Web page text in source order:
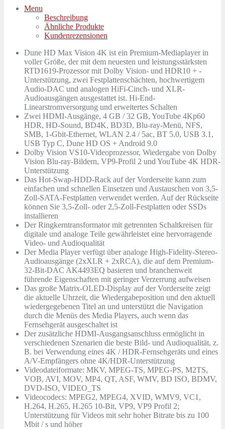
Menu
Beschreibung
Ähnliche Produkte
Kundenrezensionen
Dune HD Max Vision 4K ist ein Premium-Mediaplayer in
voller Größe, der mit dem neuesten und leistungsstärksten
RTD1619-Prozessor mit Dolby Vision- und HDR10 + -
Unterstützung, zwei Festplattenschächten, hochwertigem
Audio-DAC und analogen HiFi-Cinch- und XLR-
Audioausgängen ausgestattet ist. Hi-End-
Linearstromversorgung und erweitertes Schalten
Zwei HDMI-Ausgänge, 4 GB / 32 GB, YouTube 4Kp60
HDR, HD-Sound, BD4K, BD3D, Blu-ray-Menü, NFS,
SMB, 1-Gbit-Ethernet, WLAN 2.4 / 5ac, BT 5.0, USB 3.1,
USB Typ C, Dune HD OS + Android 9.0
Dolby Vision VS10-Videoprozessor, Wiedergabe von Dolby
Vision Blu-ray-Bildern, VP9-Profil 2 und YouTube 4K HDR-
Unterstützung
Das Hot-Swap-HDD-Rack auf der Vorderseite kann zum
einfachen und schnellen Einsetzen und Austauschen von 3,5-
Zoll-SATA-Festplatten verwendet werden. Auf der Rückseite
können Sie 3,5-Zoll- oder 2,5-Zoll-Festplatten oder SSDs
installieren
Der Ringkerntransformator mit getrennten Schaltkreisen für
digitale und analoge Teile gewährleistet eine hervorragende
Video- und Audioqualität
Der Media Player verfügt über analoge High-Fidelity-Stereo-
Audioausgänge (2xXLR + 2xRCA), die auf dem Premium-
32-Bit-DAC AK4493EQ basieren und branchenweit
führende Eigenschaften mit geringer Verzerrung aufweisen
Das große Matrix-OLED-Display auf der Vorderseite zeigt
die aktuelle Uhrzeit, die Wiedergabeposition und den aktuell
wiedergegebenen Titel an und unterstützt die Navigation
durch die Menüs des Media Players, auch wenn das
Fernsehgerät ausgeschaltet ist
Der zusätzliche HDMI-Ausgangsanschluss ermöglicht in
verschiedenen Szenarien die beste Bild- und Audioqualität, z.
B. bei Verwendung eines 4K / HDR-Fernsehgeräts und eines
A/V-Empfängers ohne 4K/HDR-Unterstützung
Videodateiformate: MKV, MPEG-TS, MPEG-PS, M2TS,
VOB, AVI, MOV, MP4, QT, ASF, WMV, BD ISO, BDMV,
DVD-ISO, VIDEO_TS
Videocodecs: MPEG2, MPEG4, XVID, WMV9, VC1,
H.264, H.265, H.265 10-Bit, VP9, VP9 Profil 2;
Unterstützung für Videos mit sehr hoher Bitrate bis zu 100
Mbit / s und höher